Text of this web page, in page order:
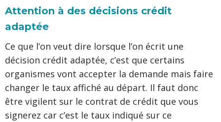
Attention à des décisions crédit
adaptée
Ce que l’on veut dire lorsque l’on écrit une
décision crédit adaptée, c’est que certains
organismes vont accepter la demande mais faire
changer le taux affiché au départ. Il faut donc
être vigilent sur le contrat de crédit que vous
signerez car c’est le taux indiqué sur ce